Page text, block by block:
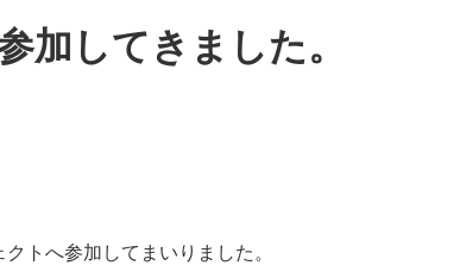
加してきました。
トへ参加してまいりました。